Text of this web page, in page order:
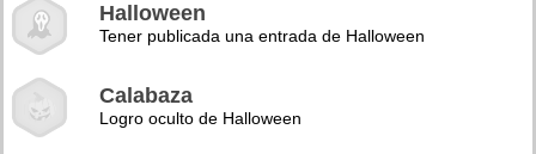
Halloween
Tener publicada una entrada de Halloween
Calabaza
Logro oculto de Halloween